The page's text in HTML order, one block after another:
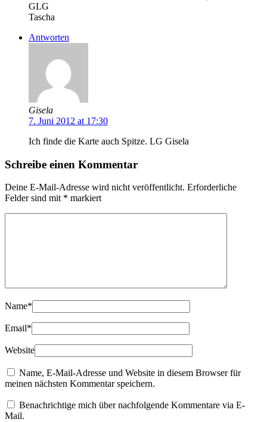
GLG
Tascha
Antworten
Gisela
7. Juni 2012 at 17:30
Ich finde die Karte auch Spitze. LG Gisela
Schreibe einen Kommentar
Deine E-Mail-Adresse wird nicht veröffentlicht. Erforderliche
Felder sind mit * markiert
Name*
Email*
Website
Name, E-Mail-Adresse und Website in diesem Browser für
meinen nächsten Kommentar speichern.
Benachrichtige mich über nachfolgende Kommentare via E-
Mail.